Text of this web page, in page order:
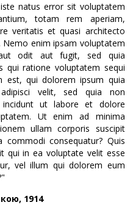
natus error sit voluptatem
totam rem aperiam,
veritatis et quasi architecto
enim ipsam voluptatem
odit aut fugit, sed quia
qui ratione voluptatem sequi
est, qui dolorem ipsum quia
velit, sed quia non
ut labore et dolore
Ut enim ad minima
ullam corporis suscipit
consequatur? Quis
qui in ea voluptate velit esse
vel illum qui dolorem eum
1914